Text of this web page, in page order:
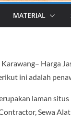
MATERIAL
Karawang– Harga
ini adalah
laman
Sewa